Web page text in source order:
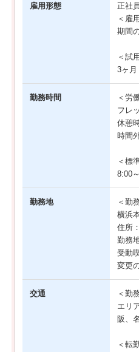
雇用形態
正社
＜雇
期間
＜試
3ヶ月
勤務時間
＜労
フレ
休憩
時間
＜標
8:00
勤務地
＜勤
横浜
住所
勤務
受動
変更
交通
＜勤
エリ
阪、
＜転